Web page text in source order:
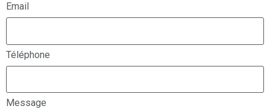
Email
Téléphone
Message